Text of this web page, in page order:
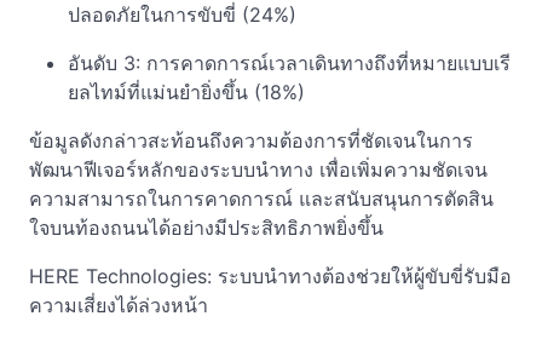
ปลอดภัยในการขับขี่ (24%)
อันดับ 3: การคาดการณ์เวลาเดินทางถึงที่หมายแบบเรี
ยลไทม์ที่แม่นยำยิ่งขึ้น (18%)
ข้อมูลดังกล่าวสะท้อนถึงความต้องการที่ชัดเจนในการ
พัฒนาฟีเจอร์หลักของระบบนำทาง เพื่อเพิ่มความชัดเจน
ความสามารถในการคาดการณ์ และสนับสนุนการตัดสิน
ใจบนท้องถนนได้อย่างมีประสิทธิภาพยิ่งขึ้น
HERE Technologies: ระบบนำทางต้องช่วยให้ผู้ขับขี่รับมือ
ความเสี่ยงได้ล่วงหน้า